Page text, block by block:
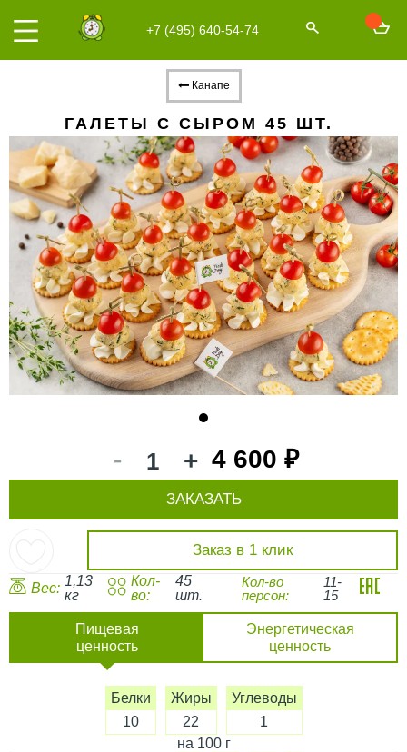
+7 (495) 640-54-74
Канапе
ГАЛЕТЫ С СЫРОМ 45 ШТ.
- + 4 600 ₽
Заказ в 1 клик
ЗАКАЗАТЬ
Вес: 1,13
кг
Кол-
во:
45
шт.
Кол-во
персон:
11-
15
Пищевая
ценность
Энергетическая
ценность
Белки
10
Жиры
22
Углеводы
1
на 100 г